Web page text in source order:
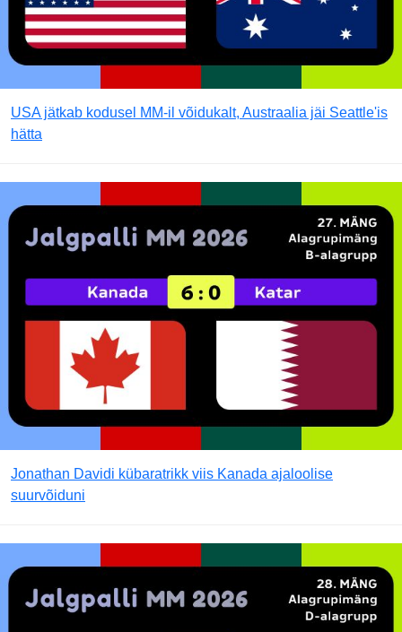
USA jätkab kodusel MM-il võidukalt, Austraalia jäi Seattle'is
hätta
Jonathan Davidi kübaratrikk viis Kanada ajaloolise
suurvõiduni